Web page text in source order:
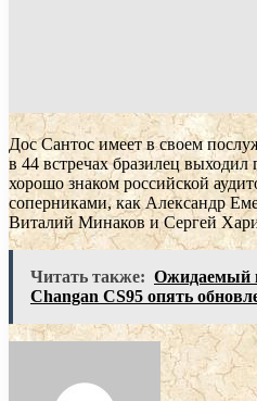
Дос Сантос имеет в своем
в 44 встречах бразилец
хорошо знаком российской
соперниками, как Александр
Виталий Минаков и Сергей
Читать также: Ожидаемый
Changan CS95 опять